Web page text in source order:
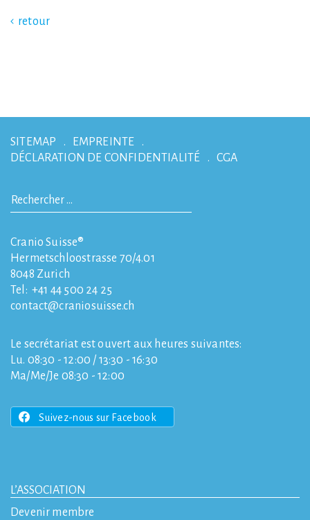
retour
SITEMAP
EMPREINTE
DÉCLARATION DE CONFIDENTIALITÉ
CGA
Cranio Suisse®
Hermetschloostrasse 70/4.01
8048 Zurich
Tel: +41 44 500 24 25
contact
craniosuisse.ch
Le secrétariat est ouvert aux heures suivantes:
Lu. 08:30 - 12:00 / 13:30 - 16:30
Ma/Me/Je 08:30 - 12:00
Suivez-nous sur Facebook
L’ASSOCIATION
Devenir membre